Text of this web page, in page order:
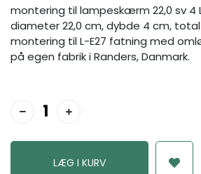
montering til lampeskærm 22,0 sv 4
diameter 22,0 cm, dybde 4 cm,
montering til L-E27 fatning med
på egen fabrik i Randers, Danmark.